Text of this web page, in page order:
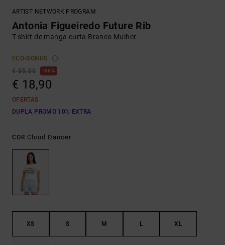
ARTIST NETWORK PROGRAM
Antonia Figueiredo Future Rib
T-shirt de manga curta Branco Mulher
ECO-BONUS
€ 35,00
46%
€ 18,90
OFERTAS
DUPLA PROMO 10% EXTRA
COR Cloud Dancer
XS S M L XL